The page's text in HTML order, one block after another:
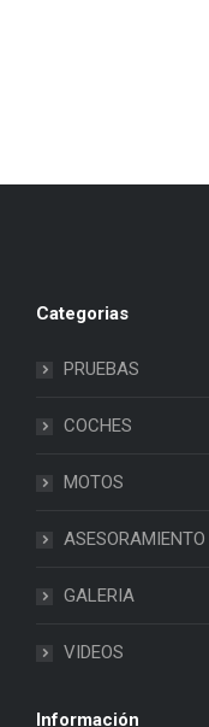
Categorias
PRUEBAS
COCHES
MOTOS
GALERIA
VIDEOS
Información